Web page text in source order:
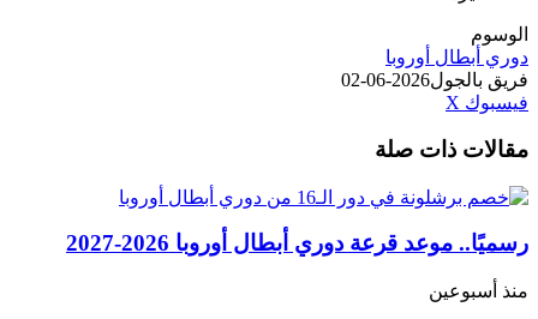
الوسوم
دوري أبطال أوروبا
فريق بالجول2026-06-02
فيسبوك ‫X
البريد
مقالات ذات صلة
رسميًا.. موعد قرعة دوري أبطال أوروبا 2026-2027
منذ أسبوعين